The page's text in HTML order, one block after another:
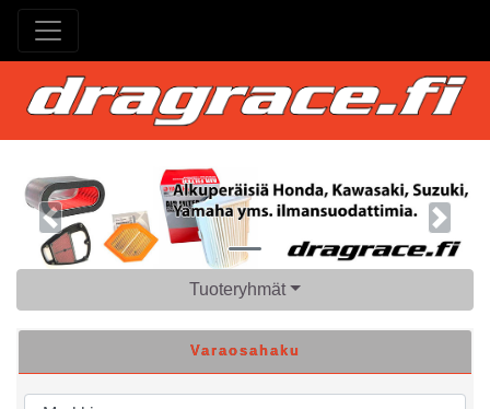
Previous Next
Tuoteryhmät
Varaosahaku